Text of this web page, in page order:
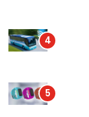
4
5